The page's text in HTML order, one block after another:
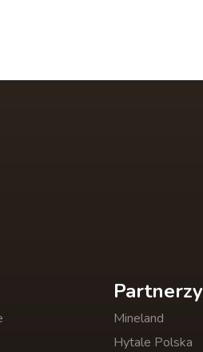
Partnerzy
Mineland
Hytale Polska